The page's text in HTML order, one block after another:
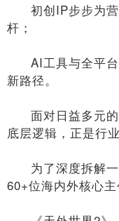
初创IP步步为
杆；
AI工具与全平
新路径。
面对日益多元
底层逻辑，正是行
为了深度拆解
60+位海内外核心